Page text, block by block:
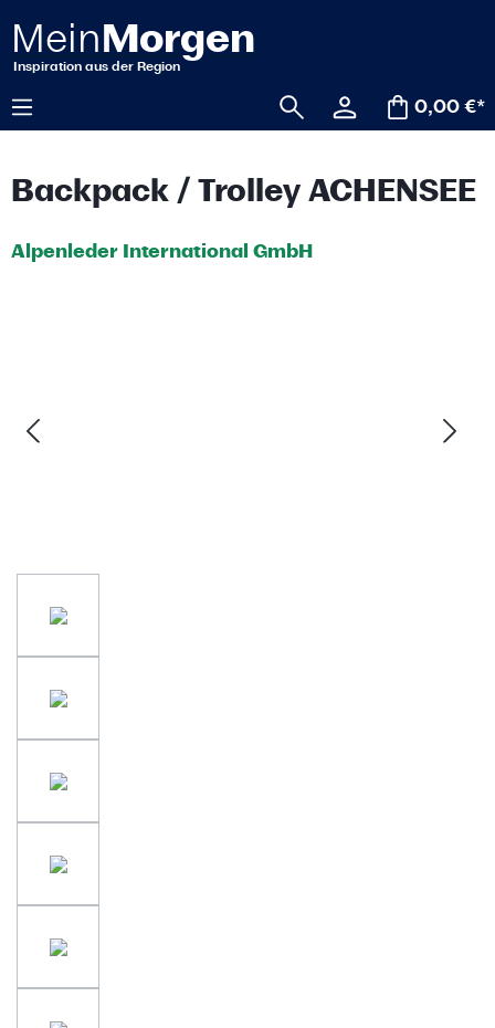
springen
0,00 €*
Backpack / Trolley ACHENSEE
Alpenleder International GmbH